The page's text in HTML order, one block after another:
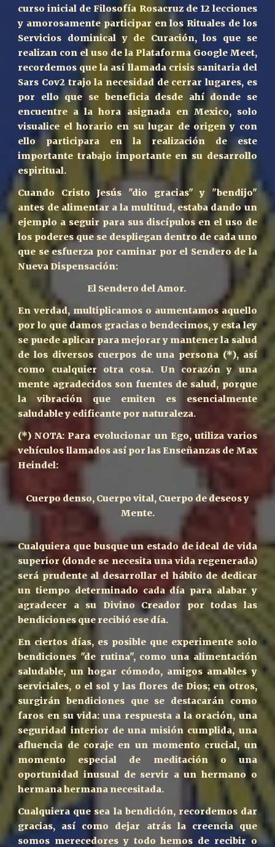
curso inicial de Filosofía Rosacruz de 12 lecciones
y amorosamente participar en los Rituales de los
Servicios dominical y de Curación, los que se
realizan con el uso de la Plataforma Google Meet,
recordemos que la así llamada crisis sanitaria del
Sars Cov2 trajo la necesidad de cerrar lugares, es
por ello que se beneficia desde ahí donde se
encuentre a la hora asignada en Mexico, solo
visualice el horario en su lugar de origen y con
ello participara en la realización de este
importante trabajo importante en su desarrollo
espiritual.
Cuando Cristo Jesús "dio gracias" y "bendijo"
antes de alimentar a la multitud, estaba dando un
ejemplo a seguir para sus discípulos en el uso de
los poderes que se despliegan dentro de cada uno
que se esfuerza por caminar por el Sendero de la
Nueva Dispensación:
El Sendero del Amor.
En verdad, multiplicamos o aumentamos aquello
por lo que damos gracias o bendecimos, y esta ley
se puede aplicar para mejorar y mantener la salud
de los diversos cuerpos de una persona (*), así
como cualquier otra cosa. Un corazón y una
mente agradecidos son fuentes de salud, porque
la vibración que emiten es esencialmente
saludable y edificante por naturaleza.
(*) NOTA: Para evolucionar un Ego, utiliza varios
vehículos llamados así por las Enseñanzas de Max
Heindel:
Cuerpo denso, Cuerpo vital, Cuerpo de deseos y
Mente.
Cualquiera que busque un estado de ideal de vida
superior (donde se necesita una vida regenerada)
será prudente al desarrollar el hábito de dedicar
un tiempo determinado cada día para alabar y
agradecer a su Divino Creador por todas las
bendiciones que recibió ese día.
En ciertos días, es posible que experimente solo
bendiciones "de rutina", como una alimentación
saludable, un hogar cómodo, amigos amables y
serviciales, o el sol y las flores de Dios; en otros,
surgirán bendiciones que se destacarán como
faros en su vida: una respuesta a la oración, una
seguridad interior de una misión cumplida, una
afluencia de coraje en un momento crucial, un
momento especial de meditación o una
oportunidad inusual de servir a un hermano o
hermana hermana necesitada.
Cualquiera que sea la bendición, recordemos dar
gracias, así como dejar atrás la creencia que
somos merecedores y todo hemos de recibir o